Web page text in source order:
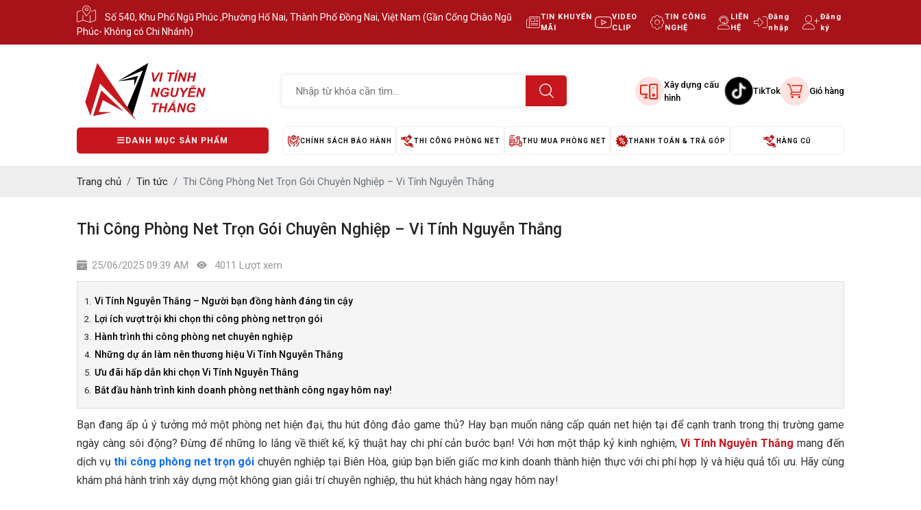
Số 540, Khu Phố Ngũ Phúc ,Phường Hố Nai, Thành Phố Đồng Nai, Việt Nam (Gần Cổng Chào Ngũ
Phúc- Không có Chi Nhánh)
TIN KHUYẾN
MÃI
VIDEO
CLIP
TIN CÔNG
NGHỆ
LIÊN
HỆ
Đăng
nhập
Đăng
ký
Xây dựng cấu
hình
TikTok Giỏ hàng
DANH MỤC SẢN PHẨM CHÍNH SÁCH BẢO HÀNH THI CÔNG PHÒNG NET THU MUA PHÒNG NET THANH TOÁN & TRẢ GÓP HÀNG CŨ
Trang chủ Tin tức Thi Công Phòng Net Trọn Gói Chuyên Nghiệp – Vi Tính Nguyễn Thắng
Thi Công Phòng Net Trọn Gói Chuyên Nghiệp – Vi Tính Nguyễn Thắng
25/06/2025 09:39 AM 4011 Lượt xem
Vi Tính Nguyễn Thắng – Người bạn đồng hành đáng tin cậy
Lợi ích vượt trội khi chọn thi công phòng net trọn gói
Hành trình thi công phòng net chuyên nghiệp
Những dự án làm nên thương hiệu Vi Tính Nguyễn Thắng
Ưu đãi hấp dẫn khi chọn Vi Tính Nguyễn Thắng
Bắt đầu hành trình kinh doanh phòng net thành công ngay hôm nay!
Bạn đang ấp ủ ý tưởng mở một phòng net hiện đại, thu hút đông đảo game thủ? Hay bạn muốn nâng cấp quán net hiện tại để cạnh tranh trong thị trường game
ngày càng sôi động? Đừng để những lo lắng về thiết kế, kỹ thuật hay chi phí cản bước bạn! Với hơn một thập kỷ kinh nghiệm, Vi Tính Nguyễn Thắng mang đến
dịch vụthi công phòng net trọn gói chuyên nghiệp tại Biên Hòa, giúp bạn biến giấc mơ kinh doanh thành hiện thực với chi phí hợp lý và hiệu quả tối ưu. Hãy cùng
khám phá hành trình xây dựng một không gian giải trí chuyên nghiệp, thu hút khách hàng ngay hôm nay!